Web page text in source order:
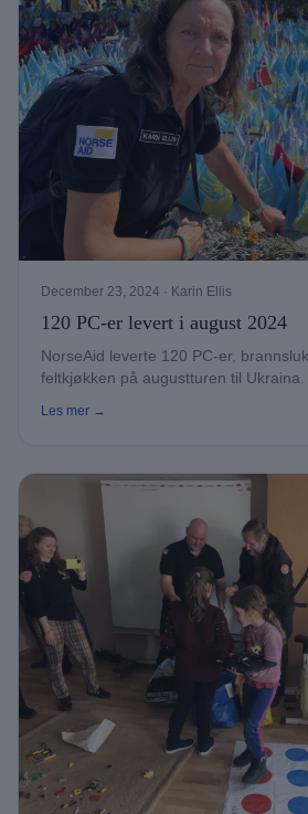
December 23, 2024 · Karin Ellis
120 PC-er levert i august 2024
NorseAid leverte 120 PC-er,
feltkjøkken på augustturen til Ukraina.
Les mer →